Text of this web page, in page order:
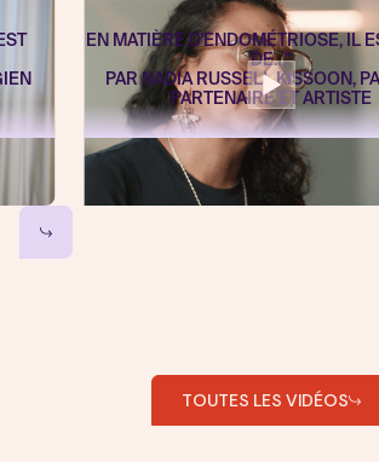
EN MATIÈRE D'ENDOMÉTRIOSE, IL
DE..."
PAR NADIA RUSSELL KISSOON,
PARTENAIRE ET ARTISTE
Slide 3 of 13.
TOUTES LES VIDÉOS